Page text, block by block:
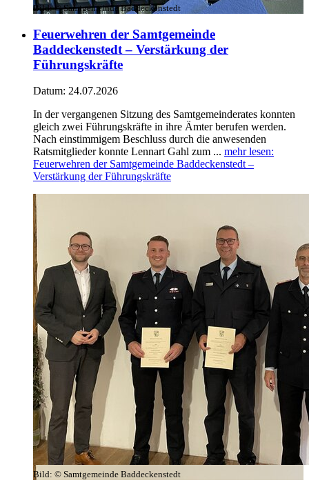
Bild:© Samtgemeinde Baddeckenstedt
Feuerwehren der Samtgemeinde
Baddeckenstedt – Verstärkung der
Führungskräfte
Datum: 24.07.2026
In der vergangenen Sitzung des Samtgemeinderates konnten
gleich zwei Führungskräfte in ihre Ämter berufen werden.
Nach einstimmigem Beschluss durch die anwesenden
Ratsmitglieder konnte Lennart Gahl zum ... mehr lesen:
Feuerwehren der Samtgemeinde Baddeckenstedt –
Verstärkung der Führungskräfte
Bild: © Samtgemeinde Baddeckenstedt